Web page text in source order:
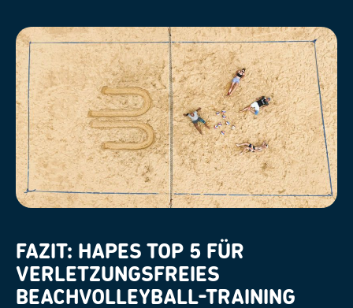
FAZIT: HAPES TOP 5 FÜR
VERLETZUNGSFREIES
BEACHVOLLEYBALL-TRAINING